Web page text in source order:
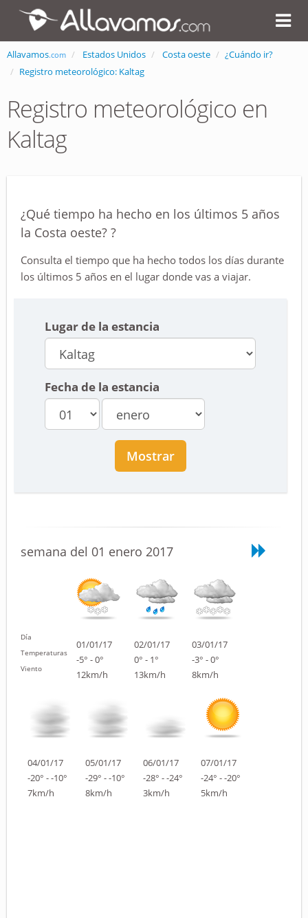
Allavamos.com Estados Unidos Costa oeste
¿Cuándo ir?
Registro meteorológico: Kaltag
Registro meteorológico en
Kaltag
¿Qué tiempo ha hecho en los últimos 5 años
la Costa oeste? ?
Consulta el tiempo que ha hecho todos los días durante
los últimos 5 años en el lugar donde vas a viajar.
Lugar de la estancia
Fecha de la estancia
Mostrar
semana del 01 enero 2017
Día
Temperaturas
Viento
01/01/17
-5° - 0°
12km/h
02/01/17
0° - 1°
13km/h
03/01/17
-3° - 0°
8km/h
04/01/17
-20° - -10°
7km/h
05/01/17
-29° - -10°
8km/h
06/01/17
-28° - -24°
3km/h
07/01/17
-24° - -20°
5km/h